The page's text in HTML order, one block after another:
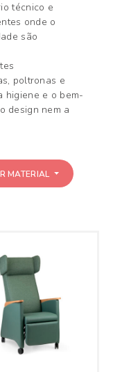
técnico e
onde o
são
poltronas e
higiene e o bem-
design nem a
MATERIAL